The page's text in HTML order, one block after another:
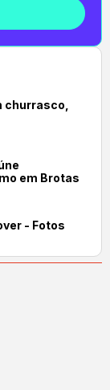
churrasco,
em Brotas
- Fotos